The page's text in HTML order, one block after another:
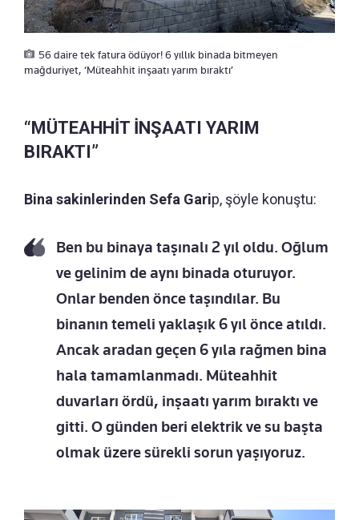
56 daire tek fatura ödüyor! 6 yıllık binada bitmeyen
mağduriyet, ‘Müteahhit inşaatı yarım bıraktı’
“MÜTEAHHİT İNŞAATI YARIM
BIRAKTI”
Bina sakinlerinden Sefa Garip, şöyle konuştu:
Ben bu binaya taşınalı 2 yıl oldu. Oğlum
ve gelinim de aynı binada oturuyor.
Onlar benden önce taşındılar. Bu
binanın temeli yaklaşık 6 yıl önce atıldı.
Ancak aradan geçen 6 yıla rağmen bina
hala tamamlanmadı. Müteahhit
duvarları ördü, inşaatı yarım bıraktı ve
gitti. O günden beri elektrik ve su başta
olmak üzere sürekli sorun yaşıyoruz.